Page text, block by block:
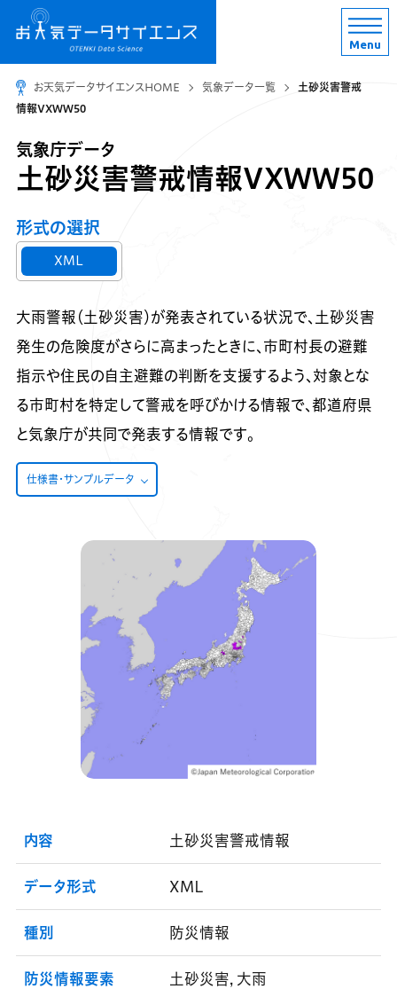
Menu
お天気データサイエンスHOME 気象データ一覧
土砂災害警戒
情報VXWW50
気象庁データ
土砂災害警戒情報VXWW50
形式の選択
XML
大雨警報（土砂災害）が発表されている状況で、土砂災害
発生の危険度がさらに高まったときに、市町村長の避難
指示や住民の自主避難の判断を支援するよう、対象とな
る市町村を特定して警戒を呼びかける情報で、都道府県
と気象庁が共同で発表する情報です。
仕様書・サンプルデータ
内容 土砂災害警戒情報
データ形式 XML
種別 防災情報
防災情報要素 土砂災害, 大雨